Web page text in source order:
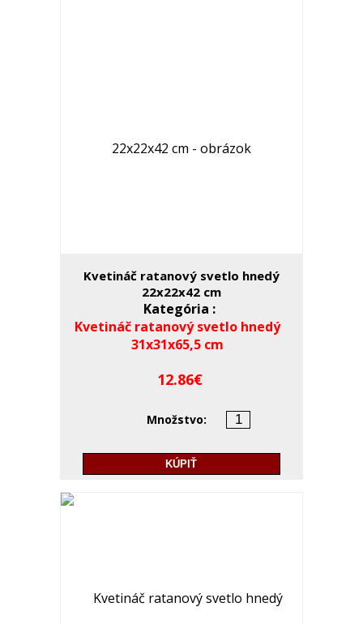
Kvetináč ratanový svetlo hnedý
22x22x42 cm
Kategória :
Kvetináč ratanový svetlo hnedý
31x31x65,5 cm
12.86
Množstvo:
KÚPIŤ